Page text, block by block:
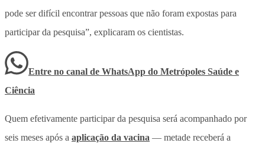
pode ser difícil encontrar pessoas que não foram expostas para
participar da pesquisa”, explicaram os cientistas.
Entre no canal de WhatsApp do Metrópoles Saúde e
Ciência
Quem efetivamente participar da pesquisa será acompanhado por
seis meses após a aplicação da vacina — metade receberá a